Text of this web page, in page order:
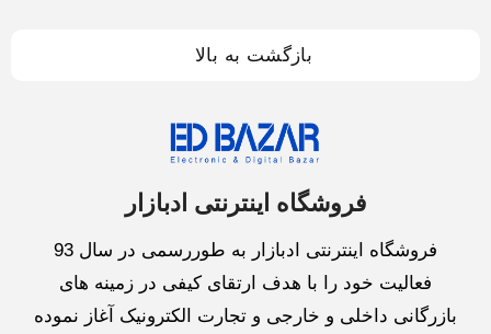
بازگشت به بالا
فروشگاه اینترنتی ادبازار
فروشگاه اینترنتی ادبازار به طوررسمی در سال 93
فعالیت خود را با هدف ارتقای کیفی در زمینه های
بازرگانی داخلی و خارجی و تجارت الکترونیک آغاز نموده